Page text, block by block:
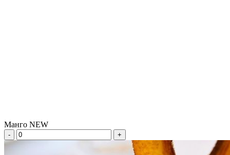
Манго NEW
- +